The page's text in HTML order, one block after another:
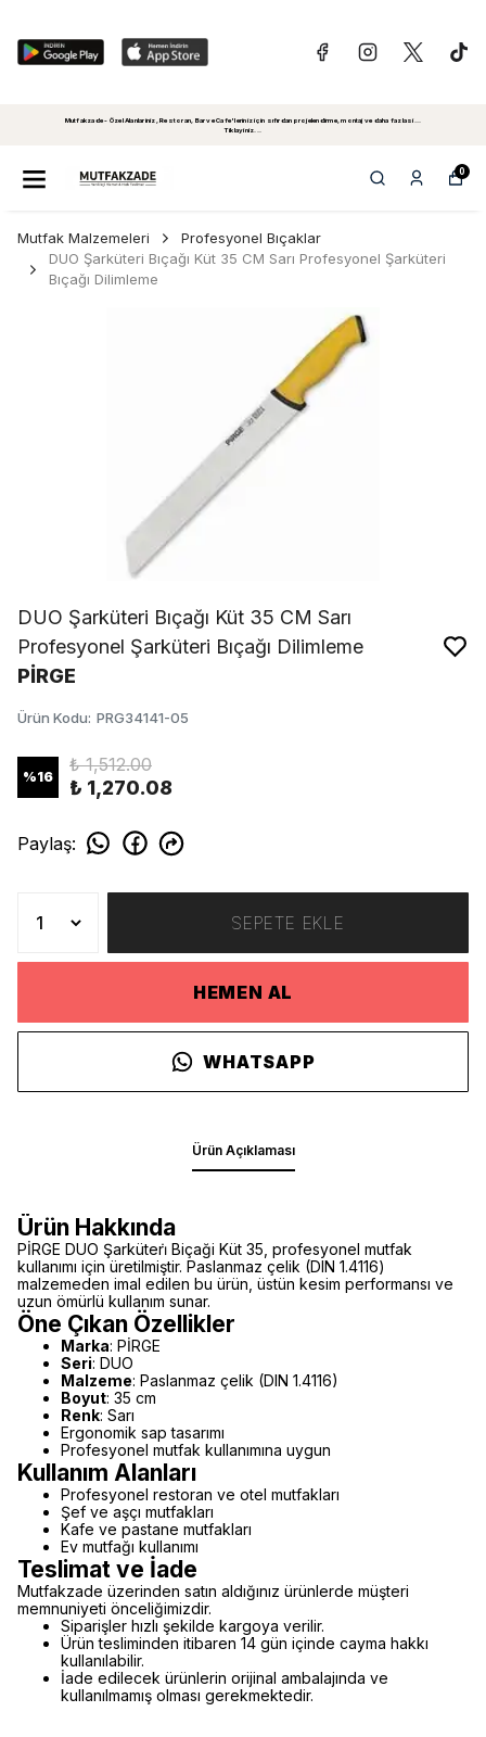
Mutfakzade - Özel Alanlariniz, Restoran, Bar ve Cafe'leriniz için sıfırdan projelendirme, montaj ve daha fazlasi...
Tiklayiniz...
0
Mutfak Malzemeleri
Profesyonel Bıçaklar
DUO Şarküteri Bıçağı Küt 35 CM Sarı Profesyonel Şarküteri
Bıçağı Dilimleme
DUO Şarküteri Bıçağı Küt 35 CM Sarı
Profesyonel Şarküteri Bıçağı Dilimleme
PİRGE
Ürün Kodu: PRG34141-05
%16
₺ 1,512.00
₺ 1,270.08
Paylaş:
SEPETE EKLE
HEMEN AL
WHATSAPP
Ürün Açıklaması
Ürün Hakkında
PİRGE DUO Şarküteri̇ Biçaği Küt 35, profesyonel mutfak
kullanımı için üretilmiştir. Paslanmaz çelik (DIN 1.4116)
malzemeden imal edilen bu ürün, üstün kesim performansı ve
uzun ömürlü kullanım sunar.
Öne Çıkan Özellikler
Marka: PİRGE
Seri: DUO
Malzeme: Paslanmaz çelik (DIN 1.4116)
Boyut: 35 cm
Renk: Sarı
Ergonomik sap tasarımı
Profesyonel mutfak kullanımına uygun
Kullanım Alanları
Profesyonel restoran ve otel mutfakları
Şef ve aşçı mutfakları
Kafe ve pastane mutfakları
Ev mutfağı kullanımı
Teslimat ve İade
Mutfakzade üzerinden satın aldığınız ürünlerde müşteri
memnuniyeti önceliğimizdir.
Siparişler hızlı şekilde kargoya verilir.
Ürün tesliminden itibaren 14 gün içinde cayma hakkı
kullanılabilir.
İade edilecek ürünlerin orijinal ambalajında ve
kullanılmamış olması gerekmektedir.